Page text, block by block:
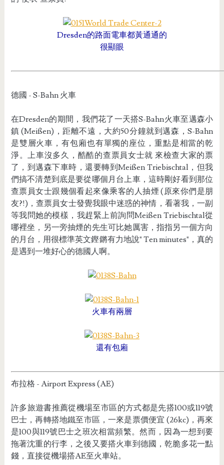
Dresden的路面電車都黃通通的
很顯眼
德國 - S-Bahn 火車
在Dresden的期間，我們花了一天搭S-Bahn火車至邁森小
鎮 (Meißen)，距離不遠，大約50分鐘就到邁森，S-Bahn
是雙層火車，有包廂也有單獨的座位，重點是相當的乾
淨。上車沒多久，酷酷的查票員女士就 來檢查大家的票
了，到邁森下車時，還要轉到Meißen Triebischtal，但我
們搞不清楚到底是要從哪個月台上車，這時剛好看到那位
查票員女士跟幾個看起來像乘客的人抽煙 (原來你們是朋
友?!)，查票員女士發覺我眼中迷惑的神情，看著我，一副
等我問她的模樣，我趕緊上前詢問Meißen Triebischtal從
哪裡坐，另一旁抽煙的先生可比她厲害，指指另一個方向
的月台，用很標準英文鏗鏘有力地說" Ten minutes"，真的
是遇到一堆好心的德國人啊。
火車有兩層
還有包廂
布拉格 - Airport Express (AE)
許多旅遊書推薦從機場至市區的方式都是先搭100或119號
巴士，再轉搭地鐵至市區，一來是票價便宜 (26kc)，再來
是100與119號巴士之班次相當頻繁。然而，因為一想到要
拖著沈重的行李，之後又要搭火車到德國，乾脆多花一點
錢，直接從機場搭AE至火車站。